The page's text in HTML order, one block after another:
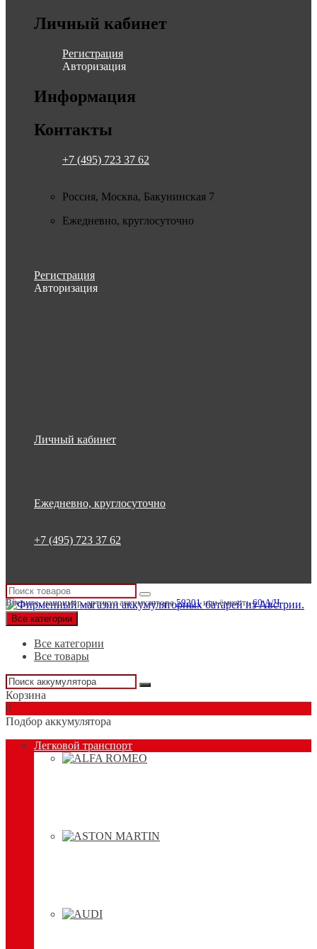
Личный кабинет
Регистрация
Авторизация
Информация
Контакты
+7 (495) 723 37 62
Россия, Москва, Бакунинская 7
Ежедневно, круглосуточно
Регистрация
Авторизация
Личный кабинет
Ежедневно, круглосуточно
+7 (495) 723 37 62
Введите, например, артикул аккумулятора59201или ёмкость60 А/Ч
Все категории
Все категории
Все товары
Корзина
0
Подбор аккумулятора
Легковой транспорт